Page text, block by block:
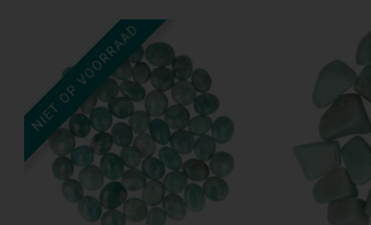
NIET OP VOORRAAD